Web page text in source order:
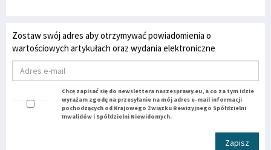
Zostaw swój adres aby otrzymywać powiadomienia o
wartościowych artykułach oraz wydania elektroniczne
Chcę zapisać się do newslettera naszesprawy.eu, a co za tym idzie
wyrażam zgodę na przesyłanie na mój adres e-mail informacji
pochodzących od Krajowego Związku Rewizyjnego Spółdzielni
Inwalidów i Spółdzielni Niewidomych.
Zapisz